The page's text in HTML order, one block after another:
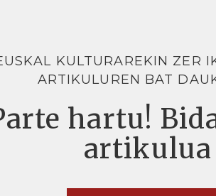
KULTURAREKIN ZER
ARTIKULUREN BAT
hartu!
artikulua